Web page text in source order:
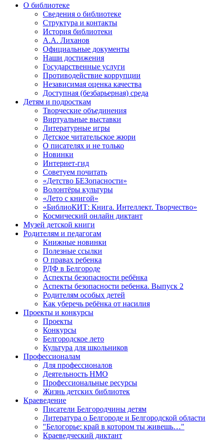
О библиотеке
Сведения о библиотеке
Структура и контакты
История библиотеки
А.А. Лиханов
Официальные документы
Наши достижения
Государственные услуги
Противодействие коррупции
Независимая оценка качества
Доступная (безбарьерная) среда
Детям и подросткам
Творческие объединения
Виртуальные выставки
Литературные игры
Детское читательское жюри
О писателях и не только
Новинки
Интернет-гид
Советуем почитать
«Детство БЕЗопасности»
Волонтёры культуры
«Лето с книгой»
«БиблиоКИТ: Книга. Интеллект. Творчество»
Космический онлайн диктант
Музей детской книги
Родителям и педагогам
Книжные новинки
Полезные ссылки
О правах ребенка
РДФ в Белгороде
Аспекты безопасности ребёнка
Аспекты безопасности ребенка. Выпуск 2
Родителям особых детей
Как уберечь ребёнка от насилия
Проекты и конкурсы
Проекты
Конкурсы
Белгородское лето
Культура для школьников
Профессионалам
Для профессионалов
Деятельность НМО
Профессиональные ресурсы
Жизнь детских библиотек
Краеведение
Писатели Белгородчины детям
Литература о Белгороде и Белгородской области
"Белогорье: край в котором ты живешь…"
Краеведческий диктант